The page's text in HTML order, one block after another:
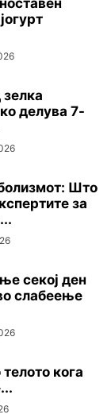
делува 7-
Што
за
секој ден
слабеење
кога